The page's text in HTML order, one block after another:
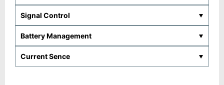
Signal Control
Battery Management
Current Sence